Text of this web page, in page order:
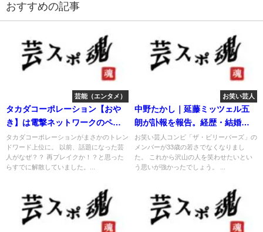
おすすめの記事
芸能（エンタメ）
タカダコーポレーション【おや
き】は電撃ネットワークのペリ
カン！
タカダコーポレーションがまさかのトレン
ドワード上位に。 以前、話題になった芸
人がなぜ？？ 再ブレイクか！？と思った
らすでに解散していました。...
お笑い芸人
中野たかし｜延藤ミッツェル五
朗が訃報を報告。経歴・結婚に
ついて。
お笑い芸人コンビ「ザ・ビリーバーズ」の
メンバーが33歳の若さでなくなりまし
た。 これから沢山の人を笑わせたいとい
う思いが強かったでしょう。 ...